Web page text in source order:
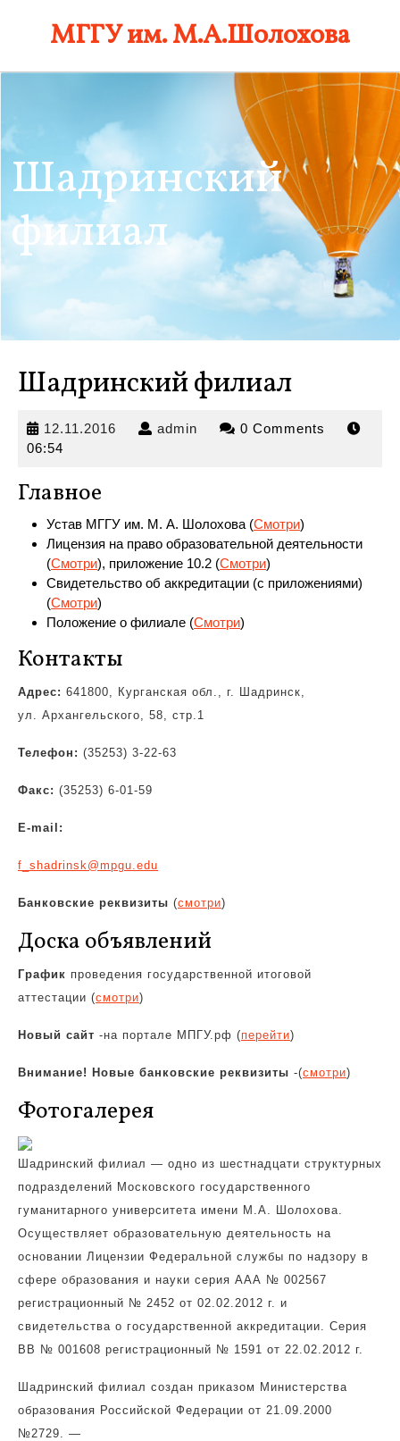
МГГУ им. М.А.Шолохова
Шадринский
филиал
Шадринский филиал
12.11.2016 12.11.2016
admin admin 0 Comments
06:54
Главное
Устав МГГУ им. М. А. Шолохова (Смотри)
Лицензия на право образовательной деятельности
(Смотри), приложение 10.2 (Смотри)
Свидетельство об аккредитации (с приложениями)
(Смотри)
Положение о филиале (Смотри)
Контакты
Адрес: 641800, Курганская обл., г. Шадринск,
ул. Архангельского, 58, стр.1
Телефон: (35253) 3-22-63
Факс: (35253) 6-01-59
E-mail:
f_shadrinsk@mpgu.edu
Банковские реквизиты (смотри)
Доска объявлений
График проведения государственной итоговой
аттестации (смотри)
Новый сайт -на портале МПГУ.рф (перейти)
Внимание! Новые банковские реквизиты -(смотри)
Фотогалерея
Шадринский филиал — одно из шестнадцати структурных
подразделений Московского государственного
гуманитарного университета имени М.А. Шолохова.
Осуществляет образовательную деятельность на
основании Лицензии Федеральной службы по надзору в
сфере образования и науки серия ААА № 002567
регистрационный № 2452 от 02.02.2012 г. и
свидетельства о государственной аккредитации. Серия
ВВ № 001608 регистрационный № 1591 от 22.02.2012 г.
Шадринский филиал создан приказом Министерства
образования Российской Федерации от 21.09.2000
№2729. —